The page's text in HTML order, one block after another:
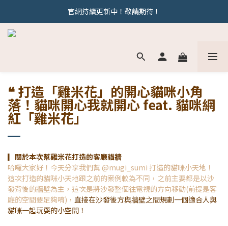
官網持續更新中！敬請期待！
官網持續更新中！敬請期待！
官網持續更新中！敬請期待！
❝ 打造「雞米花」的開心貓咪小角
落！貓咪開心我就開心 feat. 貓咪網
紅「雞米花」
▎ 關於本次幫雞米花打造的客廳貓牆
哈囉大家好！今天分享我們幫 @mugi_sumi 打造的貓咪小天地！
這次打造的貓咪小天地跟之前的案例較為不同，之前主要都是以沙
發背後的牆壁為主，這次是將沙發整個往電視的方向移動(前提是客
廳的空間要足夠唷)， 直接在沙發後方與牆壁之間規劃一個適合人與
貓咪一起玩耍的小空間！